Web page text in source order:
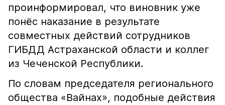
проинформировал, что виновник уже
понёс наказание в результате
совместных действий сотрудников
ГИБДД Астраханской области и коллег
из Чеченской Республики.
По словам председателя регионального
общества «Вайнах», подобные действия